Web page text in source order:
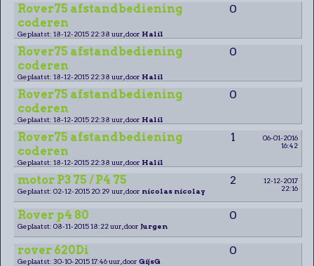
Rover75 afstandbediening
coderen
0
Geplaatst: 18-12-2015 22:38 uur, door Halil
Rover75 afstandbediening
coderen
0
Geplaatst: 18-12-2015 22:38 uur, door Halil
Rover75 afstandbediening
coderen
0
Geplaatst: 18-12-2015 22:38 uur, door Halil
Rover75 afstandbediening
coderen
1
06-01-2016
16:42
Geplaatst: 18-12-2015 22:38 uur, door Halil
motor P3 75 / P4 75 2
12-12-2017
22:16
Geplaatst: 02-12-2015 20:29 uur, door nicolas nicolay
Rover p4 80 0
Geplaatst: 08-11-2015 18:22 uur, door Jurgen
rover 620Di 0
Geplaatst: 30-10-2015 17:46 uur, door GijsG